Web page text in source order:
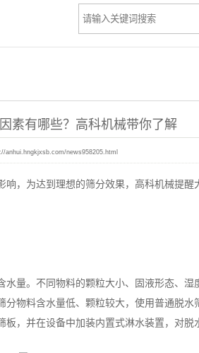
素有哪些？高科机械带你了解
anhui.hngkjxsb.com/news958205.html
为达到理想的筛分效果，高科机械提醒
。不同物料的颗粒大小、固液形态、湿
物料含水量低、颗粒较大，使用普通脱
，并在设备中加装内置式淋水装置，对